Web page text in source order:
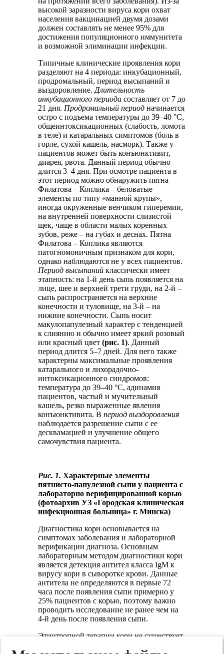
высокой заразности вируса кори охват
населения вакцинацией двумя дозами
должен составлять не менее 95% для
достижения популяционного иммунитета
и возможной элиминации инфекции.
Типичные клинические проявления кори
разделяют на 4 периода: инкубационный,
продромальный, период высыпаний и
выздоровление. Длительность
инкубационного периода составляет от 7 до
21 дня. Продромальный период начинается
остро с подъема температуры до 39–40 °C,
общеинтоксикационных (слабость, ломота
в теле) и катаральных симптомов (боль в
горле, сухой кашель, насморк). Также у
пациентов может быть конъюнктивит,
диарея, рвота. Данный период обычно
длится 3–4 дня. При осмотре пациента в
этот период можно обнаружить пятна
Филатова – Коплика – беловатые
элементы по типу «манной крупы»,
иногда окруженные венчиком гиперемии,
на внутренней поверхности слизистой
щек, чаще в области малых коренных
зубов, реже – на губах и деснах. Пятна
Филатова – Коплика являются
патогномоничным признаком для кори,
однако наблюдаются не у всех пациентов.
Период высыпаний классически имеет
этапность: на 1-й день сыпь появляется на
лице, шее и верхней трети груди, на 2-й –
сыпь распространяется на верхние
конечности и туловище, на 3-й – на
нижние конечности. Сыпь носит
макулопапулезный характер с тенденцией
к слиянию и обычно имеет яркий розовый
или красный цвет(рис. 1). Данный
период длится 5–7 дней. Для него также
характерны максимальные проявления
катарального и лихорадочно-
интоксикационного синдромов:
температура до 39–40 °C, адинамия
пациентов, частый и мучительный
кашель, резко выраженные явления
конъюнктивита. Впериод выздоровления
наблюдается разрешение сыпи с ее
десквамацией и улучшение общего
самочувствия пациента.
Рис. 1. Характерные элементы
пятнисто-папулезной сыпи у пациента с
лабораторно верифицированной корью
(фотоархив УЗ «Городская клиническая
инфекционная больница» г. Минска)
Диагностика кори основывается на
симптомах заболевания и лабораторной
верификации диагноза. Основным
лабораторным методом диагностики кори
является детекция антител класса IgM к
вирусу кори в сыворотке крови. Данные
антитела не определяются в первые 72
часа после появления сыпи примерно у
25% пациентов с корью, поэтому важно
проводить исследование не ранее чем на
4-й день после появления сыпи.
Этиотропной терапии кори не существует,